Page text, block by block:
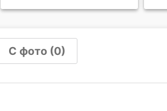
С фото (0)